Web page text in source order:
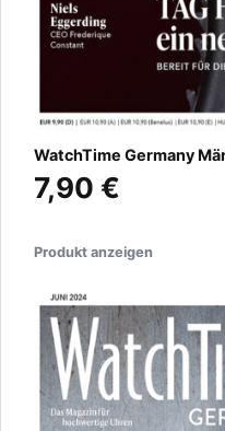
WatchTime Germany
7,90 €
Produkt anzeigen